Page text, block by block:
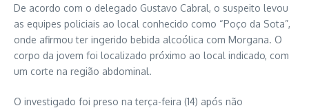
De acordo com o delegado Gustavo Cabral, o suspeito levou
as equipes policiais ao local conhecido como “Poço da Sota”,
onde afirmou ter ingerido bebida alcoólica com Morgana. O
corpo da jovem foi localizado próximo ao local indicado, com
um corte na região abdominal.
O investigado foi preso na terça-feira (14) após não